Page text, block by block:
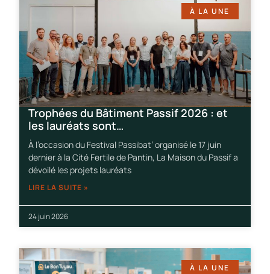
À LA UNE
Trophées du Bâtiment Passif 2026 : et
les lauréats sont…
À l’occasion du Festival Passibat’ organisé le 17 juin
dernier à la Cité Fertile de Pantin, La Maison du Passif a
dévoilé les projets lauréats
LIRE LA SUITE »
24 juin 2026
À LA UNE